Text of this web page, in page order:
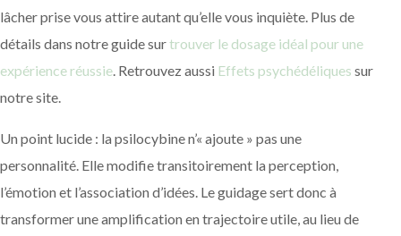
lâcher prise vous attire autant qu’elle vous inquiète. Plus de
détails dans notre guide surtrouver le dosage idéal pour une
expérience réussie. Retrouvez aussi Effets psychédéliques sur
notre site.
Un point lucide : la psilocybine n’« ajoute » pas une
personnalité. Elle modifie transitoirement la perception,
l’émotion et l’association d’idées. Le guidage sert donc à
transformer une amplification en trajectoire utile, au lieu de